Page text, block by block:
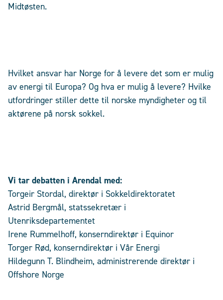
Midtøsten.
Hvilket ansvar har Norge for å levere det som er mulig
av energi til Europa? Og hva er mulig å levere? Hvilke
utfordringer stiller dette til norske myndigheter og til
aktørene på norsk sokkel.
Vi tar debatten i Arendal med:
Torgeir Stordal, direktør i Sokkeldirektoratet
Astrid Bergmål, statssekretær i
Utenriksdepartementet
Irene Rummelhoff, konserndirektør i Equinor
Torger Rød, konserndirektør i Vår Energi
Hildegunn T. Blindheim, administrerende direktør i
Offshore Norge